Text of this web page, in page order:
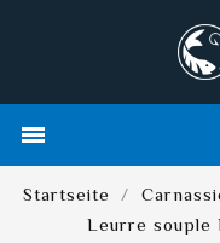

Startseite
Leurre souple